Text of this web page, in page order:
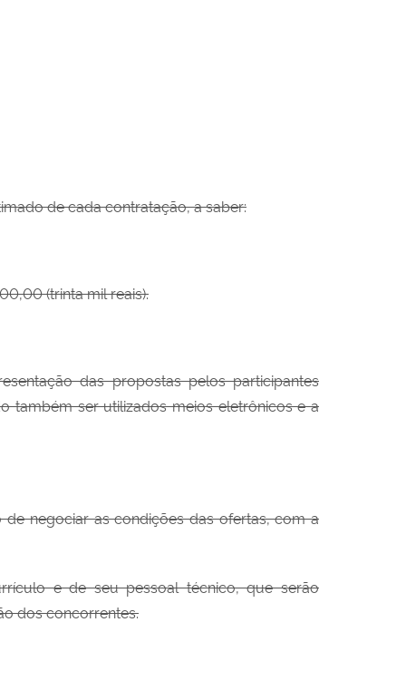
de cada contratação, a saber:
(trinta mil reais).
das propostas pelos participantes
também ser utilizados meios eletrônicos e a
negociar as condições das ofertas, com a
e de seu pessoal técnico, que serão
dos concorrentes.